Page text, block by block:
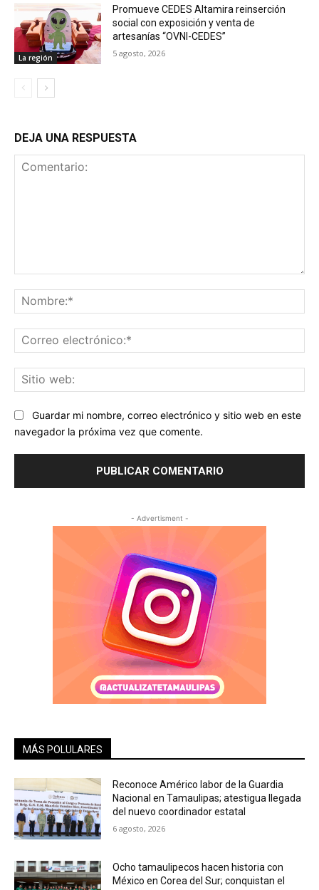
La región
Promueve CEDES Altamira reinserción
social con exposición y venta de
artesanías “OVNI-CEDES”
5 agosto, 2026
DEJA UNA RESPUESTA
Guardar mi nombre, correo electrónico y sitio web en este
navegador la próxima vez que comente.
- Advertisment -
MÁS POLULARES
Reconoce Américo labor de la Guardia
Nacional en Tamaulipas; atestigua llegada
del nuevo coordinador estatal
6 agosto, 2026
Ocho tamaulipecos hacen historia con
México en Corea del Sur; conquistan el